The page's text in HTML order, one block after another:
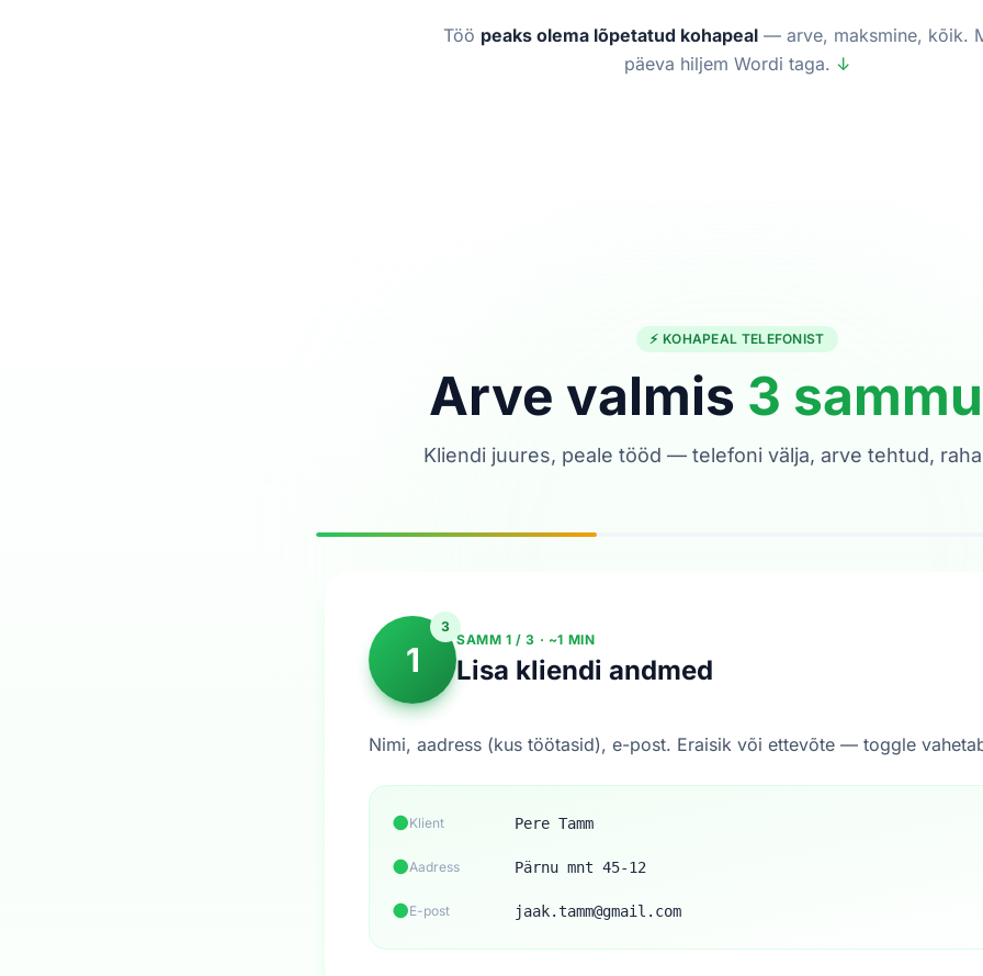
Töö peaks olema lõpetatud kohapeal — arve, maksmine, kõik.
päeva hiljem Wordi taga. ↓
⚡ KOHAPEAL TELEFONIST
Arve valmis 3
Kliendi juures, peale tööd — telefoni välja, arve tehtud,
1
3
SAMM 1 / 3 · ~1 MIN
Lisa kliendi andmed
Nimi, aadress (kus töötasid), e-post. Eraisik või ettevõte — toggle
●Klient Pere Tamm
●Aadress Pärnu mnt 45-12
●E-post jaak.tamm@gmail.com